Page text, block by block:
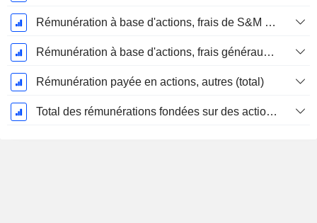
Rémunération à base d'actions, frais de S&M (total)
Rémunération à base d'actions, frais généraux et administratifs (total)
Rémunération payée en actions, autres (total)
Total des rémunérations fondées sur des actions